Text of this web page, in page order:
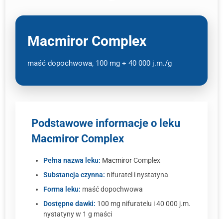
Macmiror Complex
maść dopochwowa, 100 mg + 40 000 j.m./g
Podstawowe informacje o leku
Macmiror Complex
Pełna nazwa leku: MacmirorComplex
Substancja czynna: nifuratel i nystatyna
Forma leku: maść dopochwowa
Dostępne dawki: 100 mg nifuratelu i 40 000 j.m.
nystatyny w 1 g maści